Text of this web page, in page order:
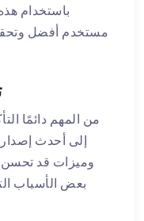
باستخدام
مستخدم أفضل
من المهم دائمًا
إلى أحدث
وميزات قد تحسن
بعض الأسباب